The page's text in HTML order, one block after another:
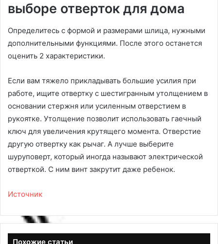
выборе отверток для дома
Определитесь с формой и размерами шлица, нужными
дополнительными функциями. После этого останется
оценить 2 характеристики.
Если вам тяжело прикладывать большие усилия при
работе, ищите отвертку с шестигранным утолщением в
основании стержня или усиленным отверстием в
рукоятке. Утолщение позволит использовать гаечный
ключ для увеличения крутящего момента. Отверстие
другую отвертку как рычаг. А лучше выберите
шуруповерт, который иногда называют электрической
отверткой. С ним винт закрутит даже ребенок.
Источник
Похожие статьи